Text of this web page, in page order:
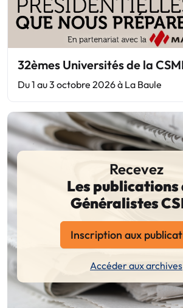
32èmes Universités de la
Du 1 au 3 octobre 2026 à La Baule
Recevez
Les publications
Généralistes
Inscription aux
Accéder aux archives